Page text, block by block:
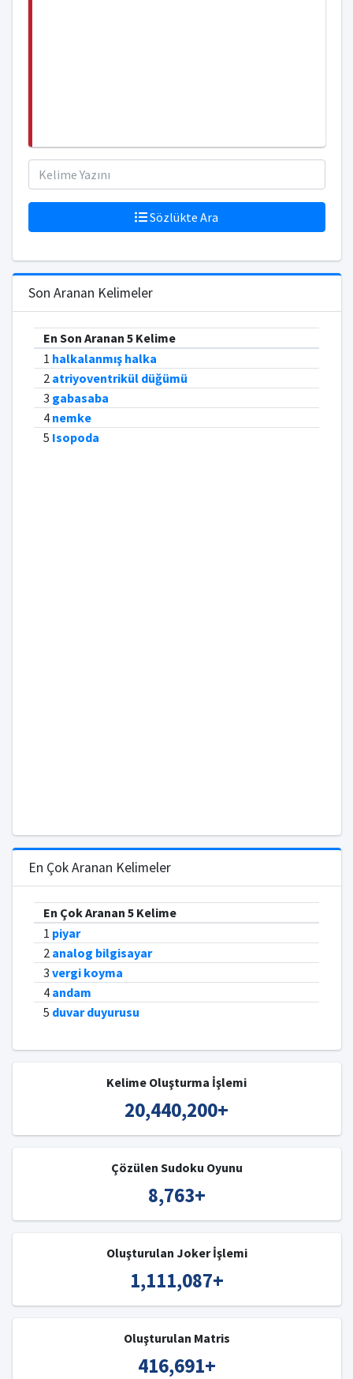
Sözlükte Ara
Son Aranan Kelimeler
En Son Aranan 5 Kelime
1 halkalanmış halka
2 atriyoventrikül düğümü
3 gabasaba
4 nemke
5 Isopoda
En Çok Aranan Kelimeler
En Çok Aranan 5 Kelime
1 piyar
2 analog bilgisayar
3 vergi koyma
4 andam
5 duvar duyurusu
Kelime Oluşturma İşlemi
20,440,200+
Çözülen Sudoku Oyunu
8,763+
Oluşturulan Joker İşlemi
1,111,087+
Oluşturulan Matris
416,691+